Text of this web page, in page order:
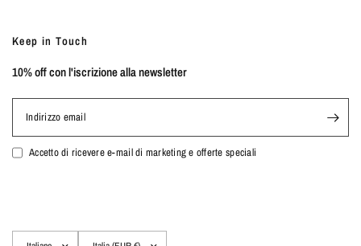
Keep in Touch
10% off con l'iscrizione alla newsletter
Indirizzo email
Accetto di ricevere e-mail di marketing e offerte speciali